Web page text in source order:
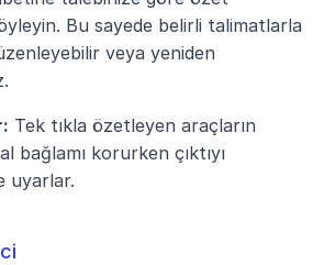
Bu sayede belirli talimatlarla
veya yeniden
Tek tıkla özetleyen araçların
bağlamı korurken çıktıyı
uyarlar.